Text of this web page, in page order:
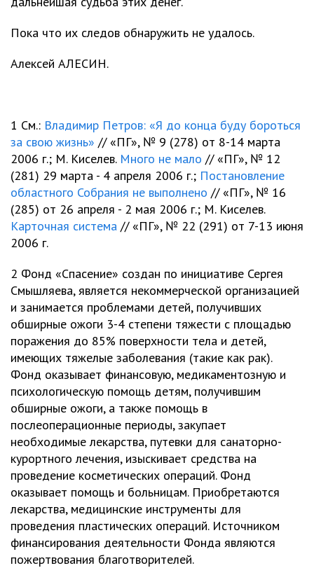
Пока что их следов обнаружить не удалось.
Алексей АЛЕСИН.
1 См.: Владимир Петров: «Я до конца буду бороться
за свою жизнь» // «ПГ», № 9 (278) от 8-14 марта
2006 г.; М. Киселев. Много не мало // «ПГ», № 12
(281) 29 марта - 4 апреля 2006 г.; Постановление
областного Собрания не выполнено // «ПГ», № 16
(285) от 26 апреля - 2 мая 2006 г.; М. Киселев.
Карточная система // «ПГ», № 22 (291) от 7-13 июня
2006 г.
2 Фонд «Спасение» создан по инициативе Сергея
Смышляева, является некоммерческой организацией
и занимается проблемами детей, получивших
обширные ожоги 3-4 степени тяжести с площадью
поражения до 85% поверхности тела и детей,
имеющих тяжелые заболевания (такие как рак).
Фонд оказывает финансовую, медикаментозную и
психологическую помощь детям, получившим
обширные ожоги, а также помощь в
послеоперационные периоды, закупает
необходимые лекарства, путевки для санаторно-
курортного лечения, изыскивает средства на
проведение косметических операций. Фонд
оказывает помощь и больницам. Приобретаются
лекарства, медицинские инструменты для
проведения пластических операций. Источником
финансирования деятельности Фонда являются
пожертвования благотворителей.